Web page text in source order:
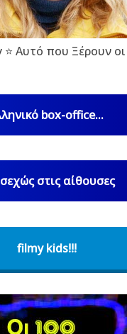
Αυτό που Ξέρουν οι
box-office...
στις αίθουσες
filmy kids!!!